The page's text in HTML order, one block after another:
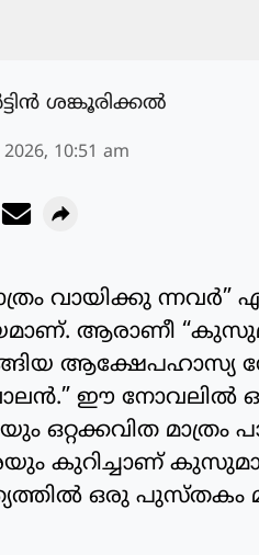
ശങ്കൂരിക്കല്‍
10:51 am
വായിക്കു
ആരാണീ
ഈ നോവലിൽ
ഒറ്റക്കവിത
കുറിച്ചാണ്
ഒരു പുസ്തകം